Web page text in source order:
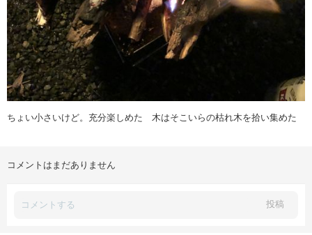
ちょい小さいけど。充分楽しめた 木はそこいらの枯れ木を拾い集めた
コメントはまだありません
投稿